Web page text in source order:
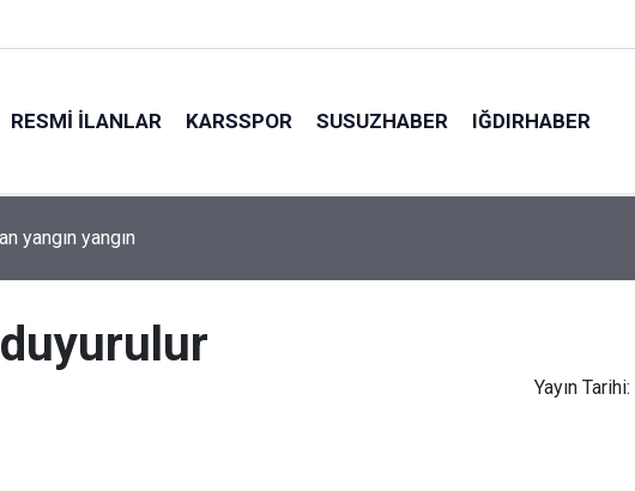
RESMI İLANLAR KARSSPOR SUSUZHABER IĞDIRHABER
yangın yangın
Yayın Tarihi: